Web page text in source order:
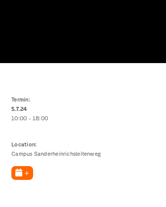
Termin:
5.7.24
10:00 - 18:00
Location:
Campus Sanderheinrichsleitenweg
+